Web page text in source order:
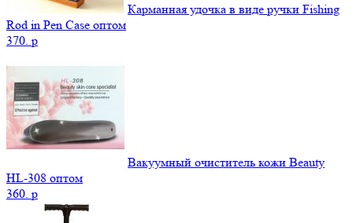
Карманная удочка в виде ручки Fishing
Rod in Pen Case оптом
370. p
Вакуумный очиститель кожи Beauty
НL-308 оптом
360. p